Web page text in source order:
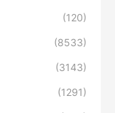
(120)
(8533)
(3143)
(1291)